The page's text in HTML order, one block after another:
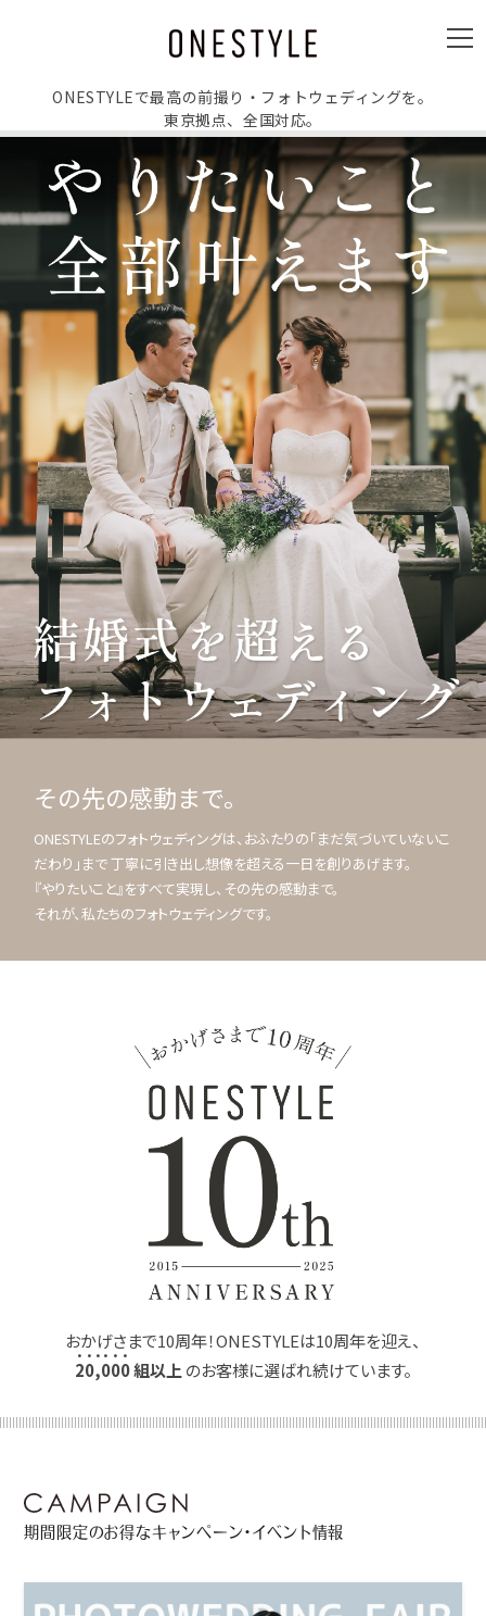
メ
ニ
ー
ONESTYLEで最高の前撮り・フォトウェディングを。
東京拠点、全国対応。
その先の感動まで。
ONESTYLEのフォトウェディングは、おふたりの「まだ気づいていないこ
だわり」まで 丁寧に引き出し想像を超える一日を創りあげます。
『やりたいこと』をすべて実現し、その先の感動まで。
それが、私たちのフォトウェディングです。
おかげさまで10周年！ONESTYLEは10周年を迎え、
20,000組以上 のお客様に選ばれ続けています。
期間限定のお得なキャンペーン・イベント情報